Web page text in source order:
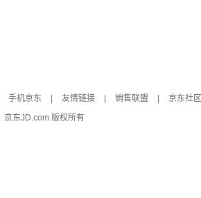
手机京东 友情链接 销售联盟 京东社区
京东JD.com 版权所有